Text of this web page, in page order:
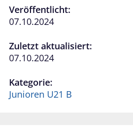
Veröffentlicht:
07.10.2024
Zuletzt aktualisiert:
07.10.2024
Kategorie:
Junioren U21 B